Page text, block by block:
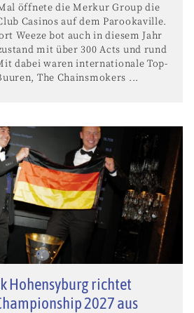
öffnete die Merkur Group die
Casinos auf dem Parookaville.
Weeze bot auch in diesem Jahr
mit über 300 Acts und rund
dabei waren internationale Top-
The Chainsmokers ...
Hohensyburg richtet
2027 aus